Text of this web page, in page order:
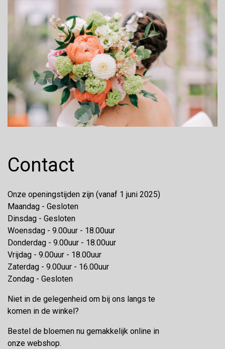
Contact
Onze openingstijden zijn (vanaf 1 juni 2025)
Maandag - Gesloten
Dinsdag - Gesloten
Woensdag - 9.00uur - 18.00uur
Donderdag - 9.00uur - 18.00uur
Vrijdag - 9.00uur - 18.00uur
Zaterdag - 9.00uur - 16.00uur
Zondag - Gesloten
Niet in de gelegenheid om bij ons langs te
komen in de winkel?
Bestel de bloemen nu gemakkelijk online in
onze webshop.